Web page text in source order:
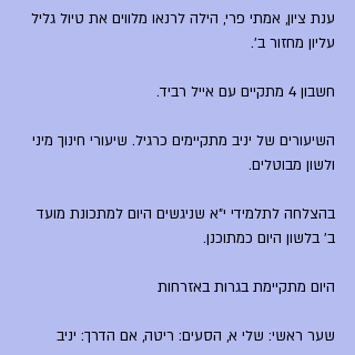
ענת ציון, אמתי פרי, הילה לרנאו מלווים את טיול גליל
עליון מחזור ב'.
חשבון 4 מתקיים עם אייל רביד.
השיעורים של יניב מתקיימים כרגיל. שיעורי חינוך מיני
ולשון מבוטלים.
בהצלחה לתלמידי י"א שניגשים היום למתכונת מועד
ב' בלשון היום כמתוכנן.
היום מתקיימת בגרות באזרחות
שער ראשי: שלי א, הסעים: ריטה, אם הדרך: יניב